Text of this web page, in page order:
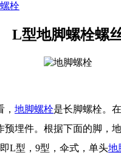
栓
L型地脚螺栓螺
地脚螺栓是长脚螺栓。
预埋件。根据下面的脚，
L型，9型，伞式，单头地